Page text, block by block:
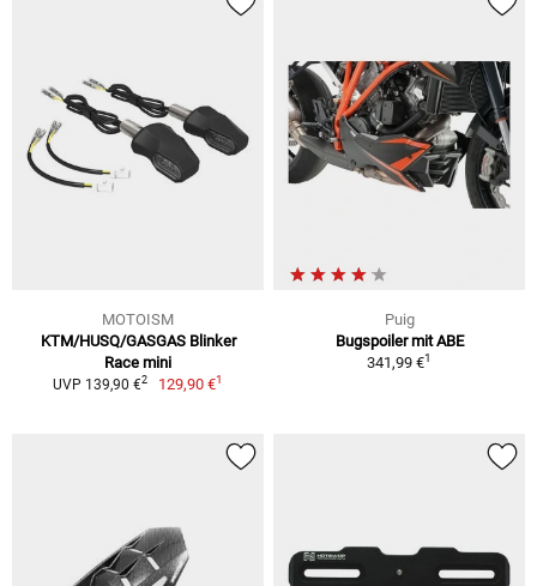
MOTOISM
KTM/HUSQ/GASGAS Blinker
Race mini
UVP 139,90 €2 129,90 €1
Puig
Bugspoiler mit ABE
341,99 €1